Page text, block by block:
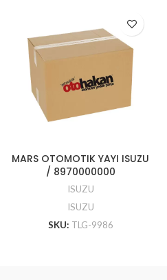
MARS OTOMOTIK YAYI ISUZU
/ 8970000000
ISUZU
ISUZU
SKU: TLG-9986